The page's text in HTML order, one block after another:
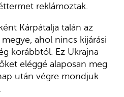
reklámoztak.
Kárpátalja talán az
ahol nincs kijárási
korábbtól. Ez Ukrajna
eléggé alaposan meg
után végre mondjuk